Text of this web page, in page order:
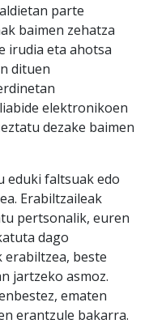
parte
baimen zehatza
irudia eta ahotsa
dituen
elektronikoen
dezake baimen
eduki faltsuak edo
Erabiltzaileak
pertsonalik, euren
dago
beste
jartzeko asmoz.
ematen
erantzule bakarra.